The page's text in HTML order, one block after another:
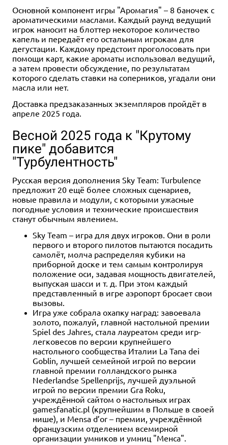
Основной компонент игры "Аромагия" – 8 баночек с
ароматическими маслами. Каждый раунд ведущий
игрок наносит на блоттер некоторое количество
капель и передаёт его остальным игрокам для
дегустации. Каждому предстоит проголосовать при
помощи карт, какие ароматы использовал ведущий,
а затем провести обсуждение, по результатам
которого сделать ставки на соперников, угадали они
масла или нет.
Доставка предзаказанных экземпляров пройдёт в
апреле 2025 года.
Весной 2025 года к "Крутому
пике" добавится
"Турбулентность"
Русская версия дополнения Sky Team: Turbulence
предложит 20 ещё более сложных сценариев,
новые правила и модули, с которыми ужасные
погодные условия и технические происшествия
станут обычным явлением.
Sky Team – игра для двух игроков. Они в роли
первого и второго пилотов пытаются посадить
самолёт, молча распределяя кубики на
приборной доске и тем самым контролируя
положение оси, задавая мощность двигателей,
выпуская шасси и т. д. При этом каждый
представленный в игре аэропорт бросает свои
вызовы.
Игра уже собрала охапку наград: завоевала
золото, пожалуй, главной настольной премии
Spiel des Jahres, стала лауреатом среди игр-
легковесов по версии крупнейшего
настольного сообщества Италии La Tana dei
Goblin, лучшей семейной игрой по версии
главной премии голландского рынка
Nederlandse Spellenprijs, лучшей дуэльной
игрой по версии премии Gra Roku,
учреждённой сайтом о настольных играх
gamesfanatic.pl (крупнейшим в Польше в своей
нише), и Mensa d’or – премии, учреждённой
французским отделением всемирной
организации умников и умниц "Менса".